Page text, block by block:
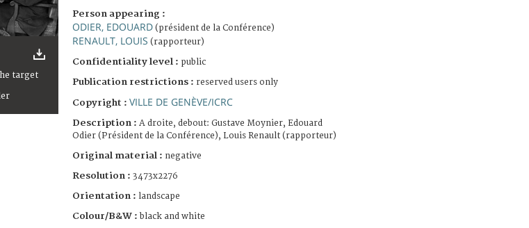
Person appearing :
ODIER, EDOUARD (président de la Conférence)
RENAULT, LOUIS (rapporteur)
Confidentiality level : public
Publication restrictions : reserved users only
Copyright : VILLE DE GENÈVE/ICRC
Description : A droite, debout: Gustave Moynier, Edouard
Odier (Président de la Conférence), Louis Renault (rapporteur)
Original material : negative
Resolution : 3473x2276
Orientation : landscape
Colour/B&W : black and white